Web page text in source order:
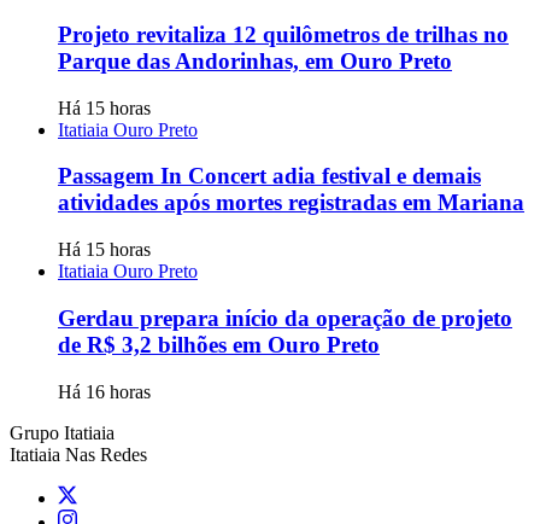
Projeto revitaliza 12 quilômetros de trilhas no
Parque das Andorinhas, em Ouro Preto
Há 15 horas
Itatiaia Ouro Preto
Passagem In Concert adia festival e demais
atividades após mortes registradas em Mariana
Há 15 horas
Itatiaia Ouro Preto
Gerdau prepara início da operação de projeto
de R$ 3,2 bilhões em Ouro Preto
Há 16 horas
Grupo Itatiaia
Itatiaia Nas Redes